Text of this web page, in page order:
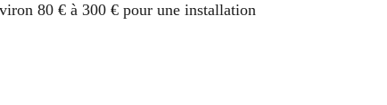
80 € à 300 € pour une installation